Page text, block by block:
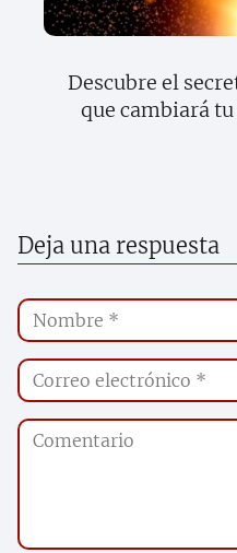
Descubre el
que cambiará
Deja una respuesta